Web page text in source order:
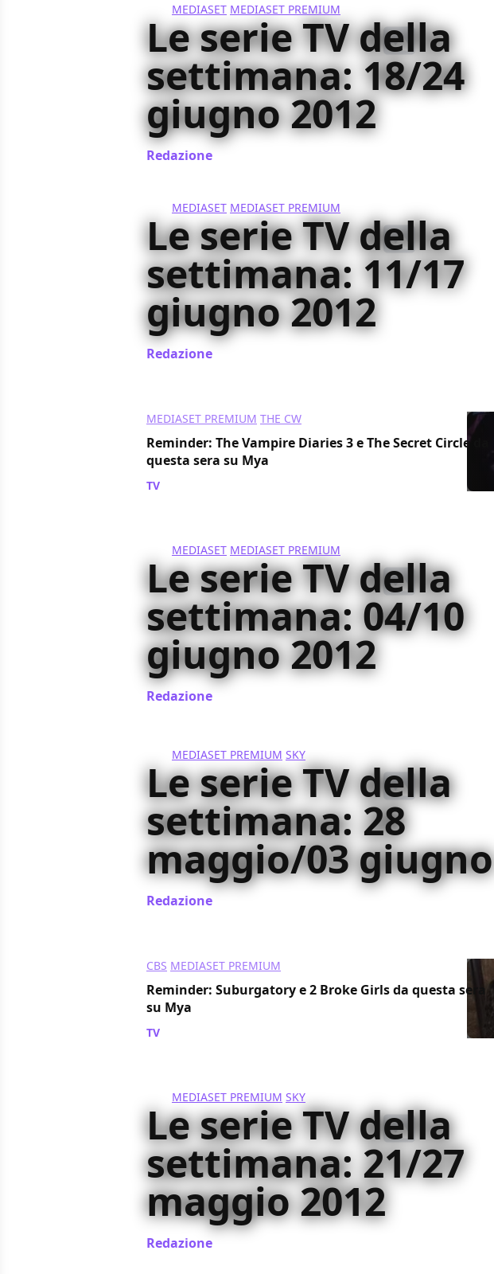
MEDIASET MEDIASET PREMIUM
Le serie TV della
settimana: 18/24
giugno 2012
Redazione
MEDIASET MEDIASET PREMIUM
Le serie TV della
settimana: 11/17
giugno 2012
Redazione
MEDIASET PREMIUM THE CW
Reminder: The Vampire Diaries 3 e The Secret Circle da
questa sera su Mya
TV
MEDIASET MEDIASET PREMIUM
Le serie TV della
settimana: 04/10
giugno 2012
Redazione
MEDIASET PREMIUM SKY
Le serie TV della
settimana: 28
maggio/03 giugno
Redazione
CBS MEDIASET PREMIUM
Reminder: Suburgatory e 2 Broke Girls da questa sera
su Mya
TV
MEDIASET PREMIUM SKY
Le serie TV della
settimana: 21/27
maggio 2012
Redazione